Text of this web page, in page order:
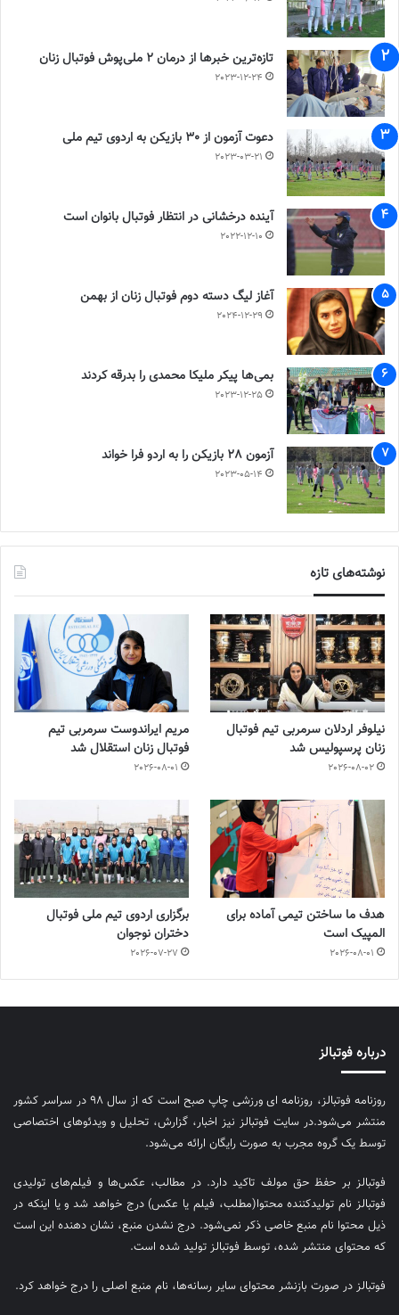
تازه‌ترین خبرها از درمان ۲ ملی‌پوش فوتبال زنان
2023-12-24
دعوت آزمون از 30 بازیکن به اردوی تیم ملی
2023-03-21
آینده درخشانی در انتظار فوتبال بانوان است
2022-12-10
آغاز لیگ دسته دوم فوتبال زنان از بهمن
2024-12-29
بمی‌ها پیکر ملیکا محمدی را بدرقه کردند
2023-12-25
آزمون 28 بازیکن را به اردو فرا خواند
2023-05-14
نوشته‌های تازه
نیلوفر اردلان سرمربی تیم فوتبال
زنان پرسپولیس شد
2026-08-02
مریم ایراندوست سرمربی تیم
فوتبال زنان استقلال شد
2026-08-01
هدف ما ساختن تیمی آماده برای
المپیک است
2026-08-01
برگزاری اردوی تیم ملی فوتبال
دختران نوجوان
2026-07-27
درباره فوتبالز
روزنامه فوتبالز، روزنامه ای ورزشی چاپ صبح است که از سال ۹۸ در سراسر کشور
منتشر می‌شود.در سایت فوتبالز نیز اخبار، گزارش، تحلیل و ویدئوهای اختصاصی
توسط یک گروه مجرب به صورت رایگان ارائه می‌شود.
فوتبالز بر حفظ حق مولف تاکید دارد. در مطالب، عکس‌ها و فیلم‌های تولیدی
فوتبالز نام تولیدکننده محتوا(مطلب، فیلم یا عکس) درج خواهد شد و یا اینکه در
ذیل محتوا نام منبع خاصی ذکر نمی‌‎شود. درج نشدن منبع، نشان دهنده این است
که محتوای منتشر شده، توسط فوتبالز تولید شده است.
فوتبالز در صورت بازنشر محتوای سایر رسانه‌ها، نام منبع اصلی را درج خواهد کرد.